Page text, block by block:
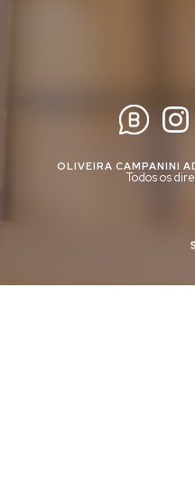
OLIVEIRA CAMPANINI
Todos os